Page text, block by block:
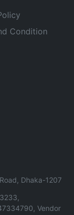
Condition
Dhaka-1207
Vendor